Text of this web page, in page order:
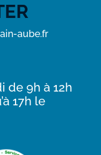
aube.fr
de 9h à 12h
17h le